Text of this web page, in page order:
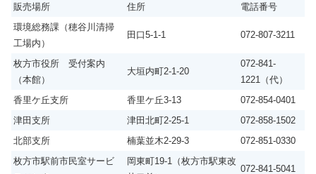
販売場所 住所
電話番号
環境総務課（穂谷川清掃
工場内）
田口5-1-1 072-807-3211
枚方市役所 受付案内
（本館）
大垣内町2-1-20
072-841-
1221（代）
香里ケ丘支所
香里ケ丘3-13
072-854-0401
津田支所
津田北町2-25-1
072-858-1502
北部支所
楠葉並木2-29-3
072-851-0330
枚方市駅前市民室サービ
岡東町19-1（枚方市駅東改
072-841-5041